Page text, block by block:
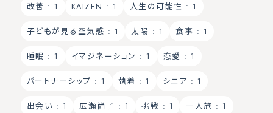
改善 : 1 KAIZEN : 1 人生の可能性 : 1
子どもが見る空気感 : 1 太陽 : 1 食事 : 1
睡眠 : 1 イマジネーション : 1 恋愛 : 1
パートナーシップ : 1 執着 : 1 シニア : 1
出会い : 1 広瀬尚子 : 1 挑戦 : 1 一人旅 : 1